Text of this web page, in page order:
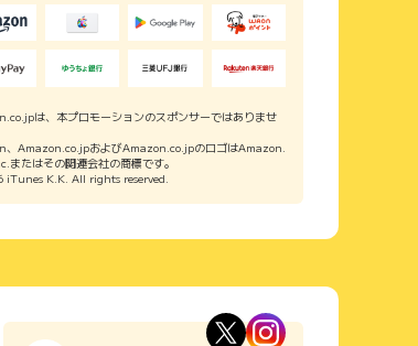
ア
for docomo
ィズニープラス）
は、本プロモーションのスポンサーではありませ
、Amazon.co.jpおよびAmazon.co.jpのロゴはAmazon.
またはその関連会社の商標です。
K.K. All rights reserved.